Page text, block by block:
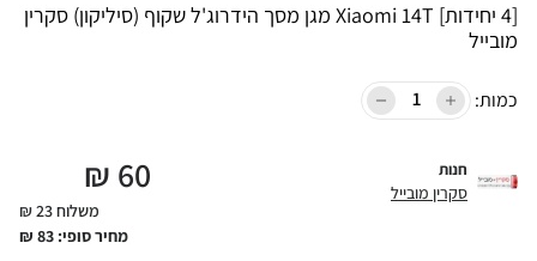
[4 יחידות] Xiaomi 14T מגן מסך הידרוג'ל שקוף (סיליקון) סקרין
מובייל
כמות:
חנות
סקרין מובייל 60
₪
משלוח 23 ₪
מחיר סופי: 83
₪